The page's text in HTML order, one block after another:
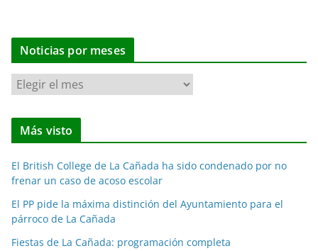
Noticias por meses
N
o
t
i
a
s
p
o
Más visto
El British College de La Cañada ha sido condenado por no
frenar un caso de acoso escolar
El PP pide la máxima distinción del Ayuntamiento para el
párroco de La Cañada
Fiestas de La Cañada: programación completa